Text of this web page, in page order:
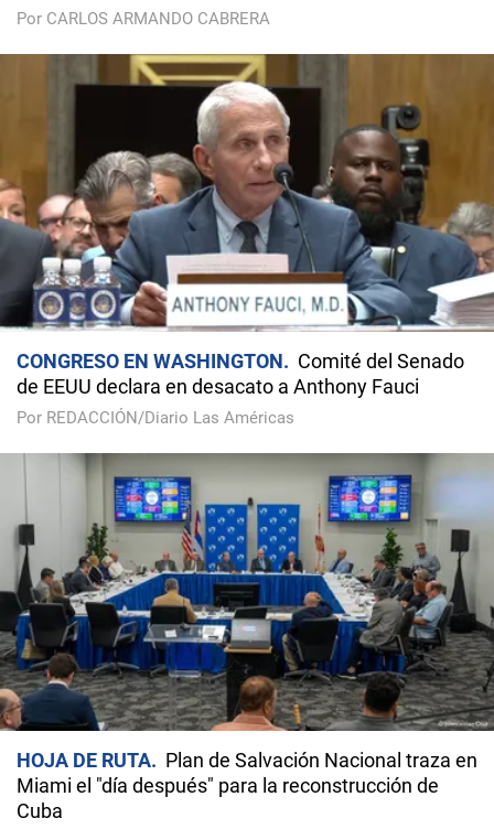
Por CARLOS ARMANDO CABRERA
CONGRESO EN WASHINGTON
Comité del Senado
de EEUU declara en desacato a Anthony Fauci
Por REDACCIÓN/Diario Las Américas
HOJA DE RUTA
Plan de Salvación Nacional traza en
Miami el "día después" para la reconstrucción de
Cuba